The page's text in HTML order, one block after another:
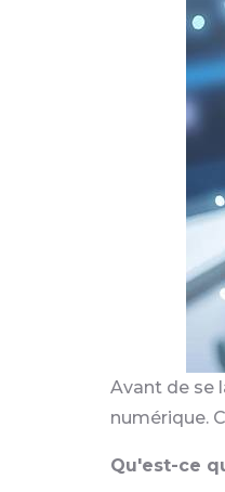
Avant de se
numérique.
Qu'est-ce